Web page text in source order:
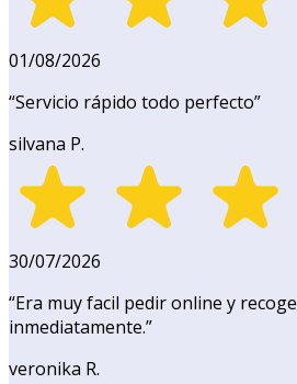
01/08/2026
“Servicio rápido todo perfecto”
silvana P.
30/07/2026
“Era muy facil pedir online y
inmediatamente.”
veronika R.